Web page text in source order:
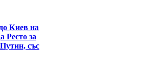
Киев на
Ресто за
със